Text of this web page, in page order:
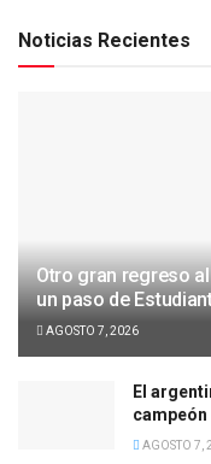
Noticias Recientes
Otro gran regreso
un paso de
AGOSTO 7, 2026
El
AGOSTO 7,